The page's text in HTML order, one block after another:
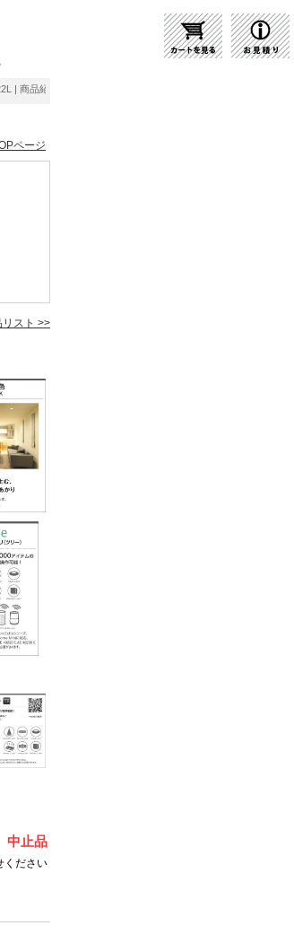
品紹介 | 照明器具の通販・インテリア照明の通信販売【ライト
ページ
リスト >>
中止品
ください